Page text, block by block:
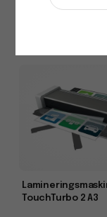
i lager
TouchTurbo 2 A3